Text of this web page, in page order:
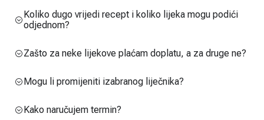
Koliko dugo vrijedi recept i koliko lijeka mogu podići
odjednom?
Zašto za neke lijekove plaćam doplatu, a za druge ne?
Mogu li promijeniti izabranog liječnika?
Kako naručujem termin?